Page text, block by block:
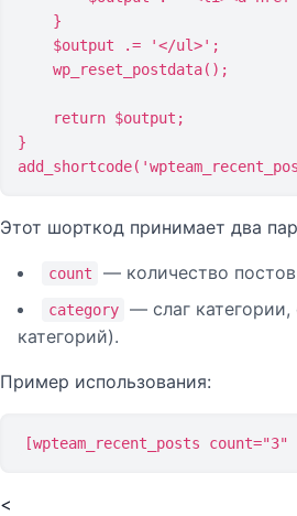
}
Этот шорткод принимает два
count — количество
category
— слаг
категорий).
Пример использования:
[wpteam_recent_posts
<